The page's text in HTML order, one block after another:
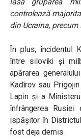
controlează
din Ucraina, precum
În plus, incidentul
între siloviki și
apărarea
Kadîrov sau
Lapin și a
înfrângerea Rusiei
ispășitor în
fost deja demis.